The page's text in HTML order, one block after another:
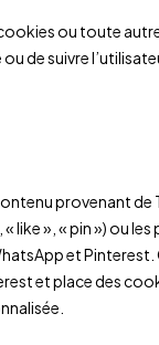
ou toute
de suivre
provenant
», « pin ») ou
et
et place des